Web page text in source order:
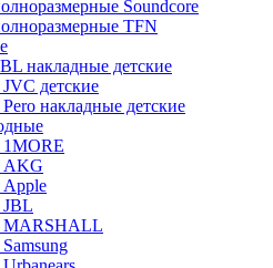
Soundcore
TFN
накладные детские
детские
накладные детские
AKG